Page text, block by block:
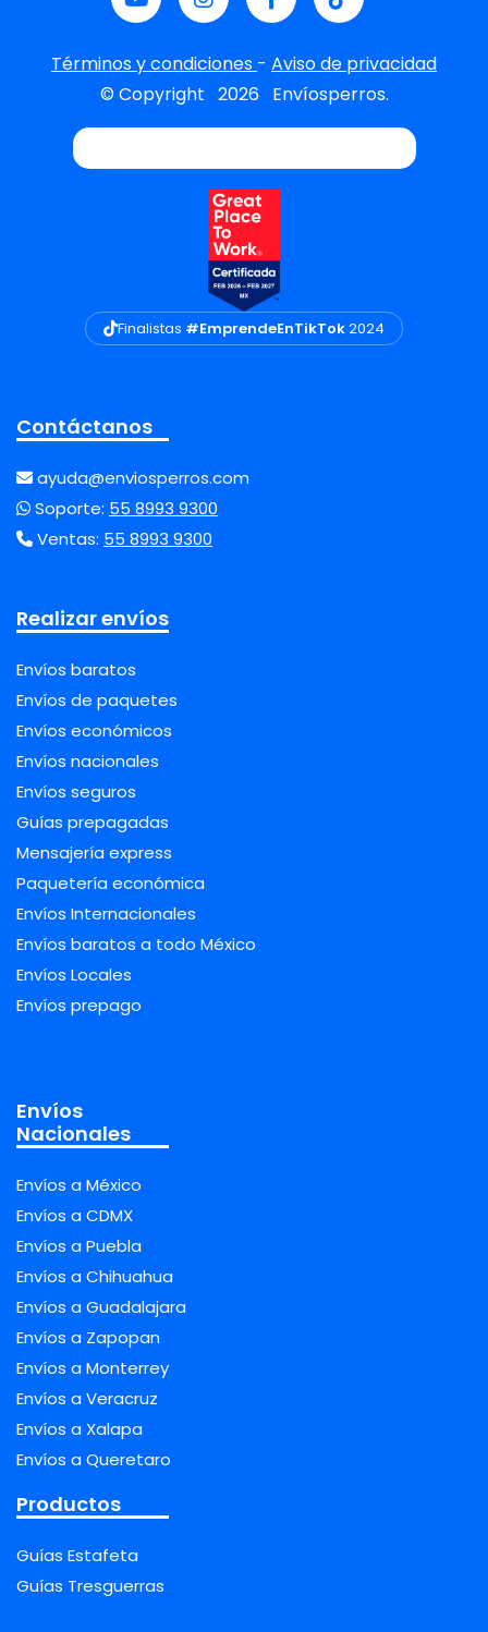
Términos y condiciones - Aviso de privacidad
© Copyright 2026 Envíosperros.
Finalistas #EmprendeEnTikTok2024
Contáctanos
ayuda@enviosperros.com
Soporte: 55 8993 9300
Ventas: 55 8993 9300
Realizar envíos
Envíos baratos
Envíos de paquetes
Envíos económicos
Envíos nacionales
Envíos seguros
Guías prepagadas
Mensajería express
Paquetería económica
Envíos Internacionales
Envíos baratos a todo México
Envíos Locales
Envíos prepago
Envíos
Nacionales
Envíos a México
Envíos a CDMX
Envíos a Puebla
Envíos a Chihuahua
Envíos a Guadalajara
Envíos a Zapopan
Envíos a Monterrey
Envíos a Veracruz
Envíos a Xalapa
Envíos a Queretaro
Productos
Guías Estafeta
Guías Tresguerras